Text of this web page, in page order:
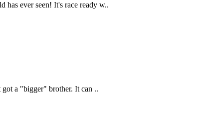
has ever seen! It's race ready w..
a "bigger" brother. It can ..